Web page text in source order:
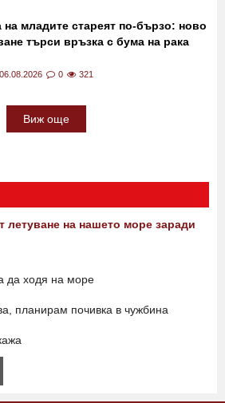
на младите стареят по-бързо: ново
търси връзка с бума на рака
0 321
Виж още
летуване на нашето море заради
да ходя на море
планирам почивка в чужбина